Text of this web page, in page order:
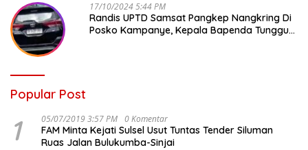
17/10/2024 5:44 PM
Randis UPTD Samsat Pangkep Nangkring Di
Posko Kampanye, Kepala Bapenda Tunggu
Popular Post
1 05/07/2019 3:57 PM 0 Komentar
FAM Minta Kejati Sulsel Usut Tuntas Tender Siluman
Ruas Jalan Bulukumba-Sinjai